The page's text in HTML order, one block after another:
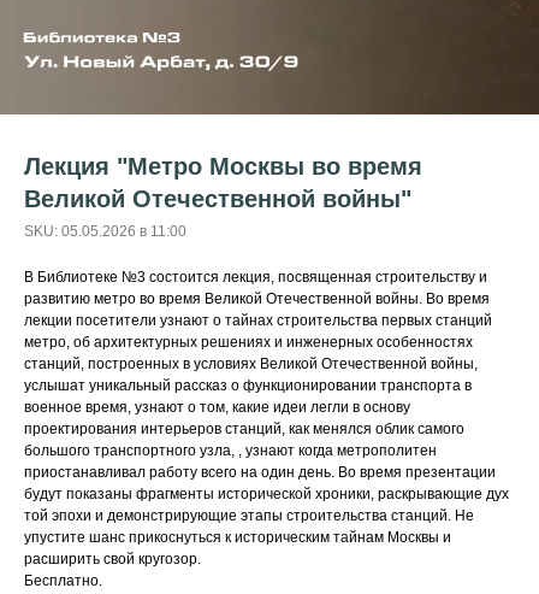
Лекция "Метро Москвы во время
Великой Отечественной войны"
SKU: 05.05.2026 в 11:00
В Библиотеке №3 состоится лекция, посвященная строительству и
развитию метро во время Великой Отечественной войны. Во время
лекции посетители узнают о тайнах строительства первых станций
метро, об архитектурных решениях и инженерных особенностях
станций, построенных в условиях Великой Отечественной войны,
услышат уникальный рассказ о функционировании транспорта в
военное время, узнают о том, какие идеи легли в основу
проектирования интерьеров станций, как менялся облик самого
большого транспортного узла, , узнают когда метрополитен
приостанавливал работу всего на один день. Во время презентации
будут показаны фрагменты исторической хроники, раскрывающие дух
той эпохи и демонстрирующие этапы строительства станций. Не
упустите шанс прикоснуться к историческим тайнам Москвы и
расширить свой кругозор.
Бесплатно.